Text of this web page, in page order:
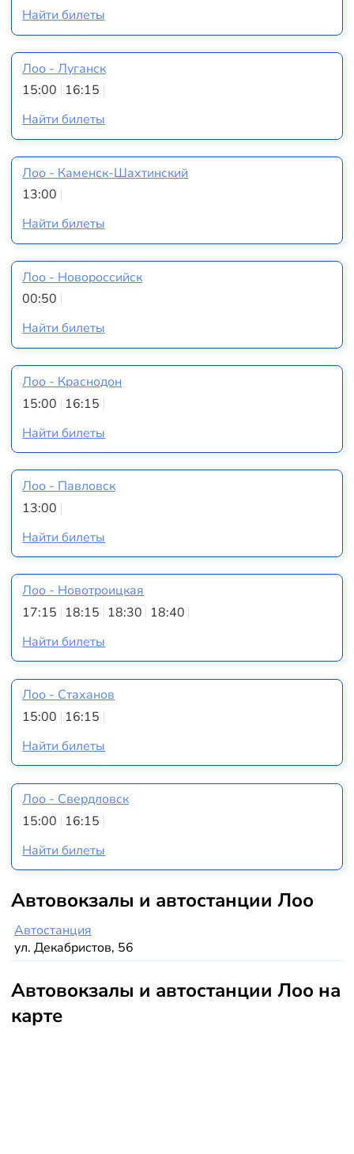
Найти билеты
Лоо - Луганск
15:00 16:15
Найти билеты
Лоо - Каменск-Шахтинский
13:00
Найти билеты
Лоо - Новороссийск
00:50
Найти билеты
Лоо - Краснодон
15:00 16:15
Найти билеты
Лоо - Павловск
13:00
Найти билеты
Лоо - Новотроицкая
17:15 18:15 18:30 18:40
Найти билеты
Лоо - Стаханов
15:00 16:15
Найти билеты
Лоо - Свердловск
15:00 16:15
Найти билеты
Автовокзалы и автостанции Лоо
Автостанция
ул. Декабристов, 56
Автовокзалы и автостанции Лоо на
карте